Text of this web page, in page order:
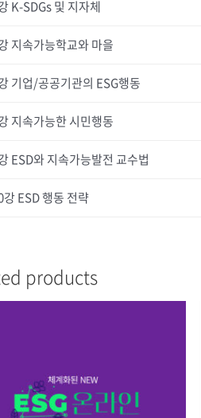
K-SDGs 및 지자체
지속가능학교와 마을
기업/공공기관의 ESG행동
지속가능한 시민행동
ESD와 지속가능발전 교수법
강 ESD 행동 전략
products